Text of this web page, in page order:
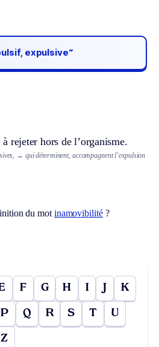
expulsive“
rejeter hors de l’organisme.
→ qui déterminent, accompagnent l’expulsion
du mot inamovibilité?
F G H I J K
P Q R S T U
Z